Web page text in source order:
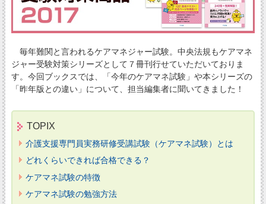
毎年難関と言われるケアマネジャー試験。中央法規もケアマネ
ジャー受験対策シリーズとして７冊刊行せていただいておりま
す。今回ブックスでは、「今年のケアマネ試験」や本シリーズの
「昨年版との違い」について、担当編集者に聞いてきました！
TOPIX
介護支援専門員実務研修受講試験（ケアマネ試験）とは
どれくらいできれば合格できる？
ケアマネ試験の特徴
ケアマネ試験の勉強方法